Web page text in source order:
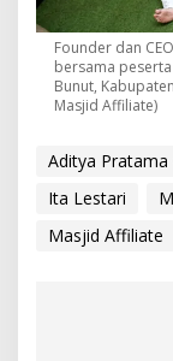
Founder dan
bersama
Bunut,
Masjid Affiliate)
Aditya Pratama
Ita Lestari
Masjid Affiliate